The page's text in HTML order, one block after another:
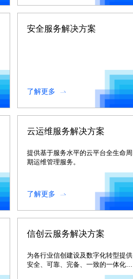
安全服务解决方案
了解更多
云运维服务解决方案
提供基于服务水平的云平台全生命周
期运维管理服务。
了解更多
信创云服务解决方案
为各行业信创建设及数字化转型提供
安全、可靠、完备、一致的一体化云